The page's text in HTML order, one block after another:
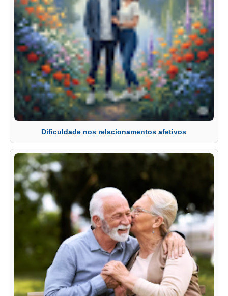
Dificuldade nos relacionamentos afetivos